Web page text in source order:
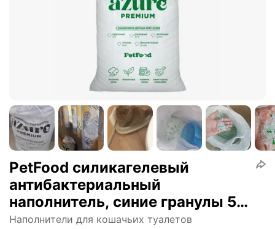
PetFood силикагелевый
антибактериальный
наполнитель, синие гранулы 50
л
Наполнители для кошачьих туалетов